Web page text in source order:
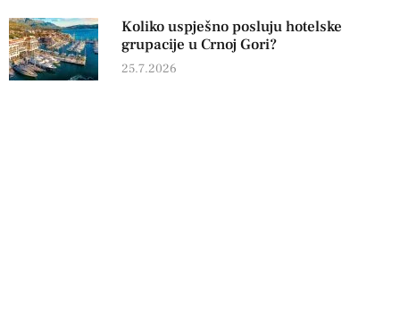
Koliko uspješno posluju hotelske
grupacije u Crnoj Gori?
25.7.2026